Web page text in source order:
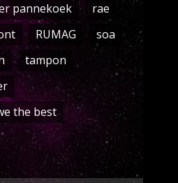
pannekoek
rae
RUMAG
soa
tampon
the best